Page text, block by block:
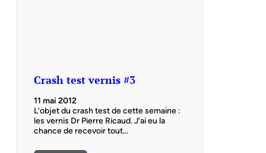
Crash test vernis #3
11 mai 2012
L’objet du crash test de cette semaine :
les vernis Dr Pierre Ricaud. J’ai eu la
chance de recevoir tout…